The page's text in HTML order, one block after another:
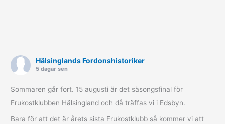
Hälsinglands Fordonshistoriker
5 dagar sen
Sommaren går fort. 15 augusti är det säsongsfinal för
Frukostklubben Hälsingland och då träffas vi i Edsbyn.
Bara för att det är årets sista Frukostklubb så kommer vi att